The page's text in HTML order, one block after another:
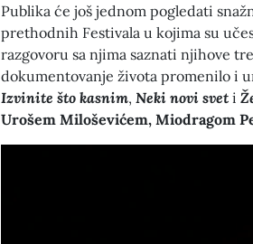
Publika će još jednom pogledati
prethodnih Festivala u kojima su
razgovoru sa njima saznati njihove
dokumentovanje života promenilo i
Izvinite što kasnim, Neki novi svet i
Urošem Miloševićem, Miodragom